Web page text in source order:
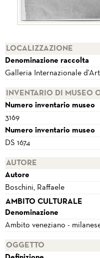
LOCALIZZAZIONE
Denominazione raccolta
Galleria Internazionale
INVENTARIO DI MUSEO
Numero inventario museo
3169
Numero inventario museo
DS 1674
AUTORE
Autore
Boschini, Raffaele
AMBITO CULTURALE
Denominazione
Ambito veneziano -
OGGETTO